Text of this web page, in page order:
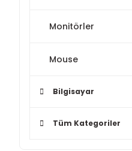
Monitörler
Mouse
Bilgisayar
Tüm Kategoriler